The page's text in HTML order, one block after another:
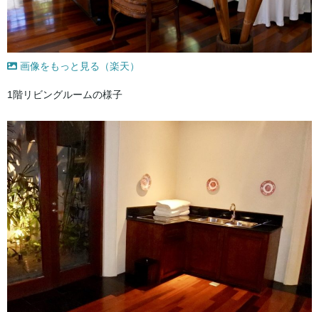
画像をもっと見る（楽天）
1階リビングルームの様子